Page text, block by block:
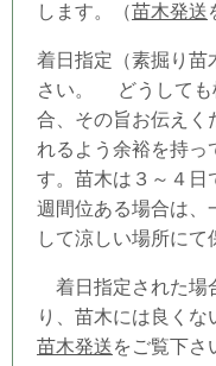
します。（苗木発送
着日指定（素掘り
さい。 どうしても
合、その旨お伝えく
れるよう余裕を持っ
す。苗木は３～４日
週間位ある場合は、
して涼しい場所にて
着日指定された場
り、苗木には良く
苗木発送をご覧下さ